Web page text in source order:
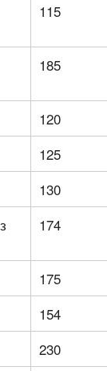
115
185
120
125
130
174
175
154
230